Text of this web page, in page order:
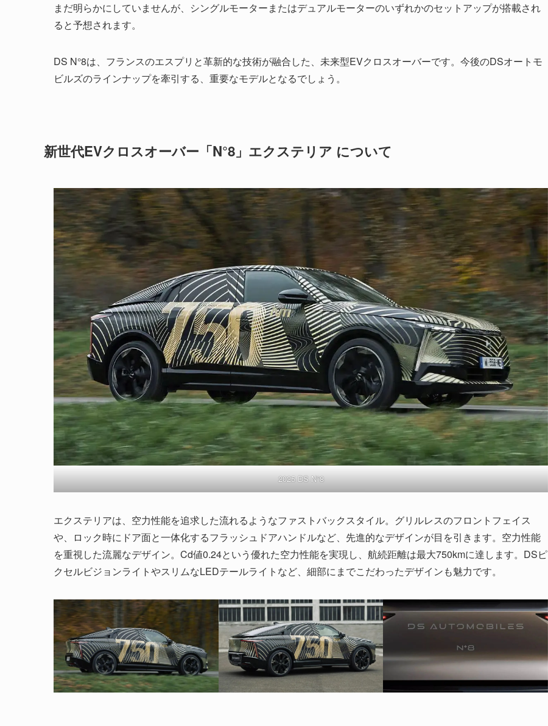
まだ明らかにしていませんが、シングルモーターまたはデュアルモーターのいずれかのセットアップが搭載され
ると予想されます。
DS N°8は、フランスのエスプリと革新的な技術が融合した、未来型EVクロスオーバーです。今後のDSオートモ
ビルズのラインナップを牽引する、重要なモデルとなるでしょう。
新世代EVクロスオーバー「N°8」エクステリア について
2025 DS N°8
エクステリアは、空力性能を追求した流れるようなファストバックスタイル。グリルレスのフロントフェイス
や、ロック時にドア面と一体化するフラッシュドアハンドルなど、先進的なデザインが目を引きます。空力性能
を重視した流麗なデザイン。Cd値0.24という優れた空力性能を実現し、航続距離は最大750kmに達します。DSピ
クセルビジョンライトやスリムなLEDテールライトなど、細部にまでこだわったデザインも魅力です。